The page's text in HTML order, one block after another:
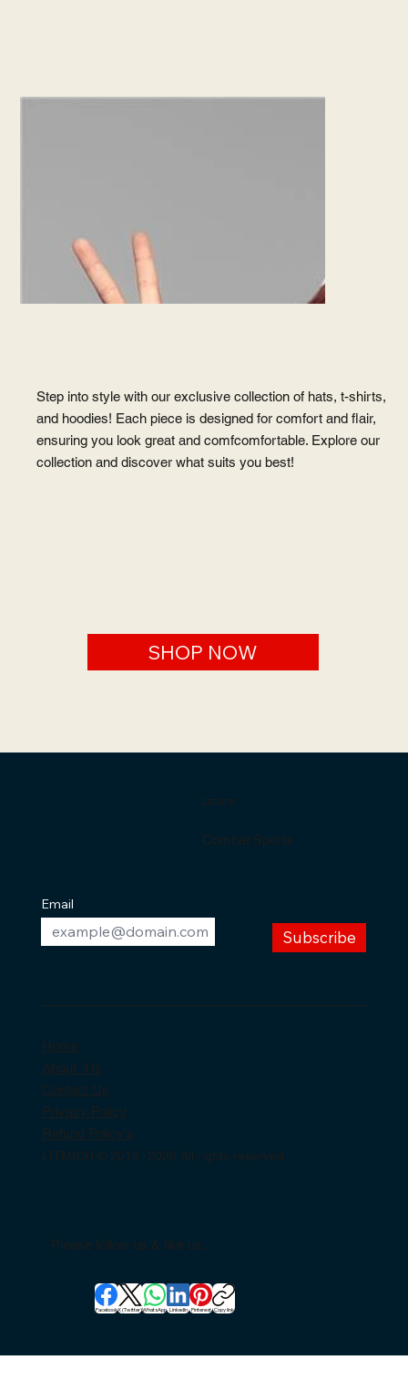
Step into style with our exclusive collection of hats, t-shirts,
and hoodies! Each piece is designed for comfort and flair,
ensuring you look great and comfcomfortable. Explore our
collection and discover what suits you best!
SHOP NOW
Combat Sports
LITMICH
Email
Subscribe
Home
About Us
Contact Us
Privacy Policy
Refund Policy's
LITMICH © 2018 -2026 All rights reserved
Please follow us & like us:
FacebookX (Twitter)WhatsApp LinkedIn Pinterest Copy link